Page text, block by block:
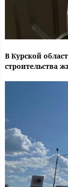
В Курской
строительства